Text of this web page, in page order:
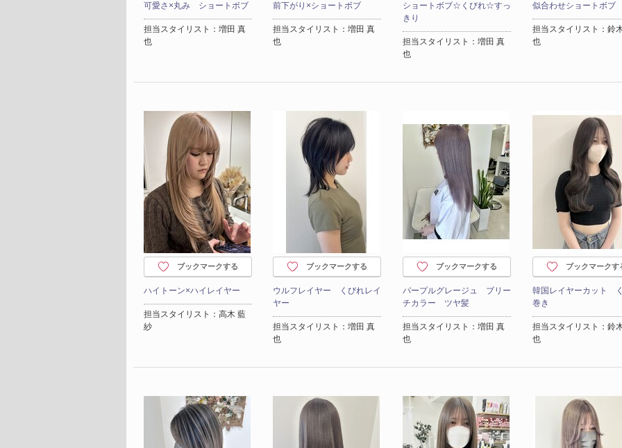
可愛さ×丸み ショートボブ
担当スタイリスト：増田 真
也
前下がり×ショートボブ
担当スタイリスト：増田 真
也
ショートボブ☆くびれ☆すっ
きり
担当スタイリスト：増田 真
也
似合わせショートボブ
担当スタイリスト：鈴
也
ブックマークする
ハイトーン×ハイレイヤー
担当スタイリスト：高木 藍
紗
ブックマークする
ウルフレイヤー くびれレイ
ヤー
担当スタイリスト：増田 真
也
ブックマークする
パープルグレージュ ブリー
チカラー ツヤ髪
担当スタイリスト：増田 真
也
ブックマークす
韓国レイヤーカット
巻き
担当スタイリスト：鈴
也